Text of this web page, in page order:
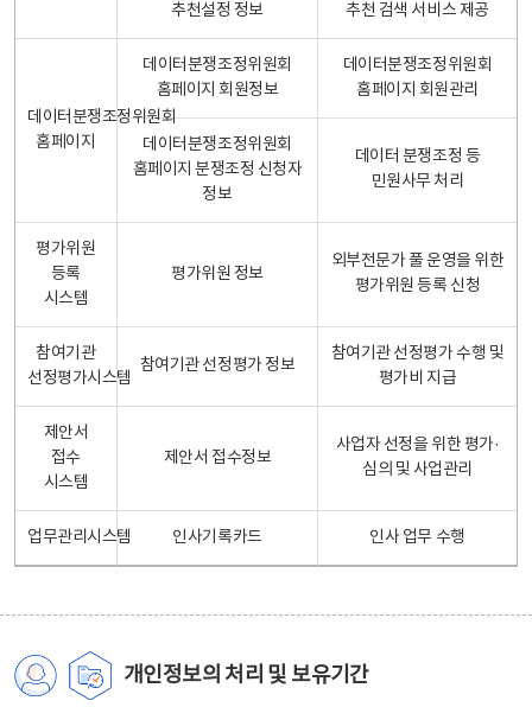
추천설정 정보 추천 검색 서비스 제공
데이터분쟁조정위원회
홈페이지
데이터분쟁조정위원회
홈페이지 회원정보
데이터분쟁조정위원회
홈페이지 회원관리
데이터분쟁조정위원회
홈페이지 분쟁조정 신청자
정보
데이터 분쟁조정 등
민원사무 처리
평가위원
등록
시스템
평가위원 정보
외부전문가 풀 운영을 위한
평가위원 등록 신청
참여기관
선정평가시스템
참여기관 선정평가 정보
참여기관 선정평가 수행 및
평가비 지급
제안서
접수
시스템
제안서 접수정보
사업자 선정을 위한 평가·
심의 및 사업관리
업무관리시스템 인사기록카드 인사 업무 수행
개인정보의 처리 및 보유기간